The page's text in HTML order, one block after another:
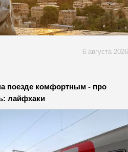
6 августа 2026
поезде комфортным - про
лайфхаки